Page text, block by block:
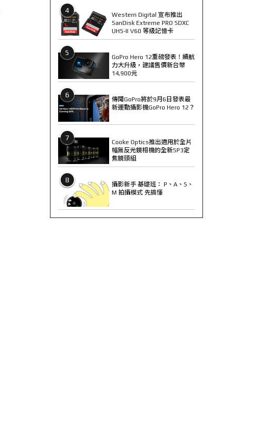
4
Western Digital 宣布推出
SanDisk Extreme PRO SDXC
UHS-II V60 等級記憶卡
5
GoPro Hero 12重磅發表！續航
力大升級，建議售價新台幣
14,900元
6
傳聞GoPro將於9月6日發表最
新運動攝影機GoPro Hero 12？
7
Cooke Optics推出適用於全片
幅無反光鏡相機的全新SP3定
焦鏡頭組
8
攝影新手 基礎班： P、A、S、
M 拍攝模式 先搞懂